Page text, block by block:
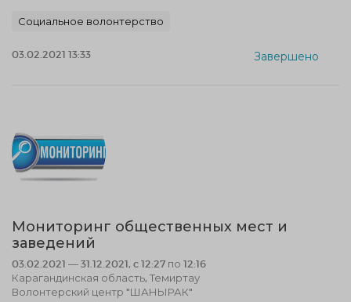
Социальное волонтерство
03.02.2021 13:33 Завершено
Мониторинг общественных мест и
заведений
03.02.2021 — 31.12.2021, c 12:27 по 12:16
Карагандинская область, Темиртау
Волонтерский центр "ШАНЫРАК"